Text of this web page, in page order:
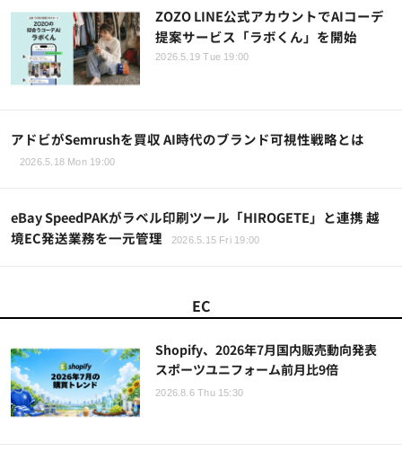
ZOZO LINE公式アカウントでAIコーデ
提案サービス「ラボくん」を開始
2026.5.19 Tue 19:00
アドビがSemrushを買収 AI時代のブランド可視性戦略とは
2026.5.18 Mon 19:00
eBay SpeedPAKがラベル印刷ツール「HIROGETE」と連携 越
境EC発送業務を一元管理
2026.5.15 Fri 19:00
EC
Shopify、2026年7月国内販売動向発表
スポーツユニフォーム前月比9倍
2026.8.6 Thu 15:30